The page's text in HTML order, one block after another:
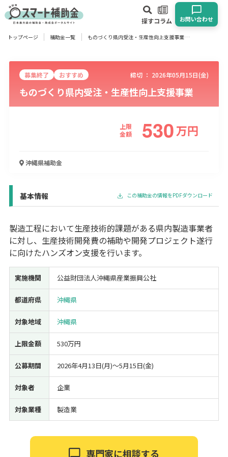
探すコラム お問い合わせ
対象
企業 団体 個人 その他
エリア
物流・運輸業
宿泊･旅館業
使い道
経営改善・経営強化 販路拡大 海外展開 設備投資
IT導入
人材採用・雇用
人材育成・福利厚生
受付中のみ
トップページ 補助金一覧 ものづくり県内受注・生産性向上支援事業
募集終了 おすすめ 締切 ： 2026年05月15日(金)
ものづくり県内受注・生産性向上支援事業
上限
金額
530万円
沖縄県補助金
基本情報 この補助金の情報をPDFダウンロード
製造工程において生産技術的課題がある県内製造事業者
に対し、生産技術開発費の補助や開発プロジェクト遂行
に向けたハンズオン支援を行います。
実施機関 公益財団法人沖縄県産業振興公社
都道府県 沖縄県
対象地域 沖縄県
上限金額 530万円
公募期間 2026年4月13日(月)〜5月15日(金)
対象者 企業
対象業種 製造業
専門家に相談する